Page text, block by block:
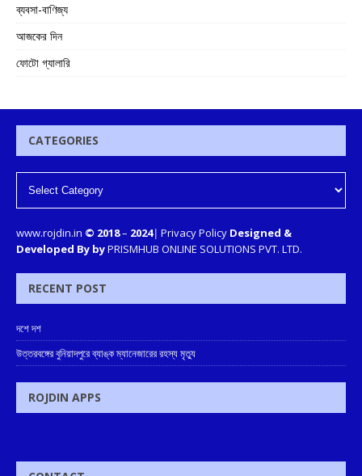
ব্যবসা-বাণিজ্য
আজকের দিন
ফোটো গ্যালারি
CATEGORIES
www.rojdin.in © 2018– 2024| Privacy Policy Designed &
Developed By byPRISMHUB ONLINE SOLUTIONS PVT. LTD.
RECENT POST
দশে দশ
উত্তরবঙ্গের বুনিয়াদপুরে ব্যাঙ্ক ম্যানেজারের রহস্য মৃত্যু
ROJDIN APPS